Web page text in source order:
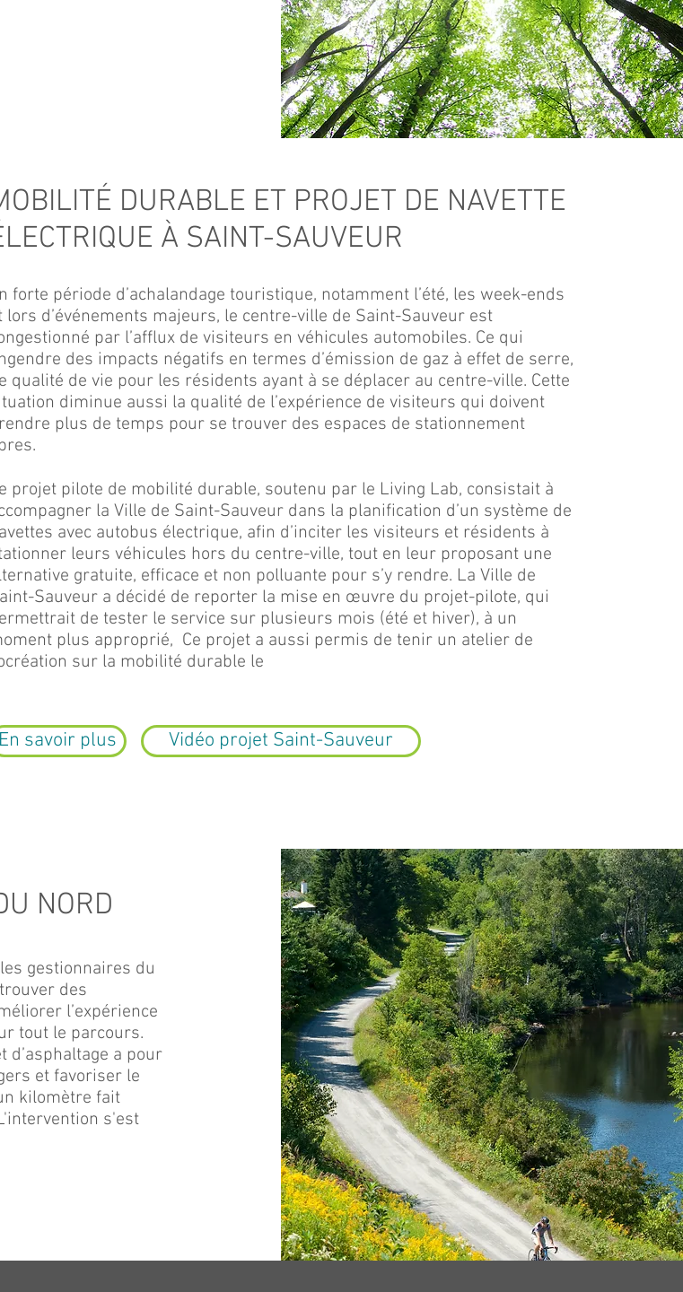
DURABLE ET PROJET DE NAVETTE
À SAINT-SAUVEUR
forte période d’achalandage touristique, notamment l’été, les week-ends
lors d’événements majeurs, le centre-ville de Saint-Sauveur est
par l’afflux de visiteurs en véhicules automobiles. Ce qui
des impacts négatifs en termes d’émission de gaz à effet de serre,
qualité de vie pour les résidents ayant à se déplacer au centre-ville. Cette
diminue aussi la qualité de l’expérience de visiteurs qui doivent
plus de temps pour se trouver des espaces de stationnement
projet pilote de mobilité durable, soutenu par le Living Lab, consistait à
la Ville de Saint-Sauveur dans la planification d’un système de
avec autobus électrique, afin d’inciter les visiteurs et résidents à
leurs véhicules hors du centre-ville, tout en leur proposant une
gratuite, efficace et non polluante pour s’y rendre. La Ville de
Sauveur a décidé de reporter la mise en œuvre du projet-pilote, qui
de tester le service sur plusieurs mois (été et hiver), à un
plus approprié, Ce projet a aussi permis de tenir un atelier de
sur la mobilité durable le
En savoir plus Vidéo projet Saint-Sauveur
NORD
gestionnaires du
des
l’expérience
tout le parcours.
d’asphaltage a pour
et favoriser le
kilomètre fait
s'est